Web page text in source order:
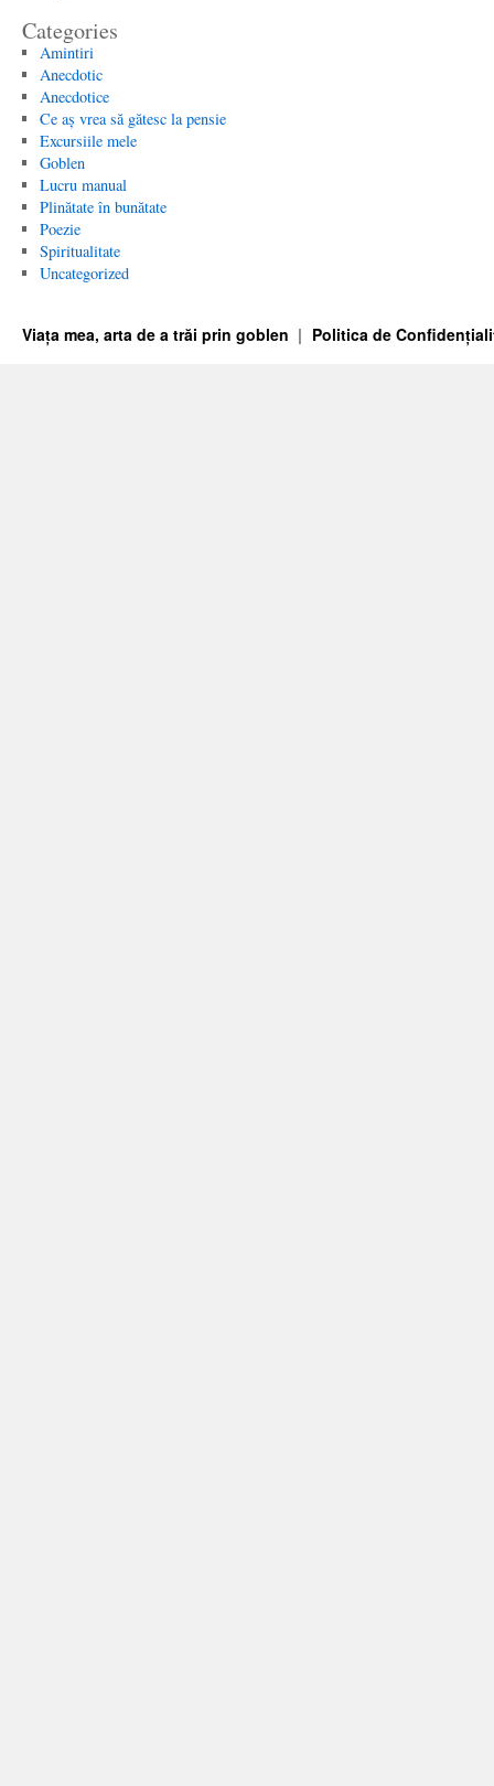
Categories
Amintiri
Anecdotic
Anecdotice
Ce aș vrea să gătesc la pensie
Excursiile mele
Goblen
Lucru manual
Plinătate în bunătate
Poezie
Spiritualitate
Uncategorized
Viața mea, arta de a trăi prin goblen Politica de